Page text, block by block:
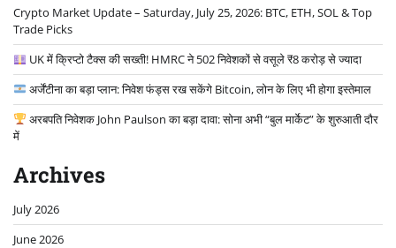
Crypto Market Update – Saturday, July 25, 2026: BTC, ETH, SOL & Top
Trade Picks
UK में क्रिप्टो टैक्स की सख्ती! HMRC ने 502 निवेशकों से वसूले ₹8 करोड़ से ज्यादा
अर्जेंटीना का बड़ा प्लान: निवेश फंड्स रख सकेंगे Bitcoin, लोन के लिए भी होगा इस्तेमाल
अरबपति निवेशक John Paulson का बड़ा दावा: सोना अभी “बुल मार्केट” के शुरुआती दौर
में
Archives
July 2026
June 2026